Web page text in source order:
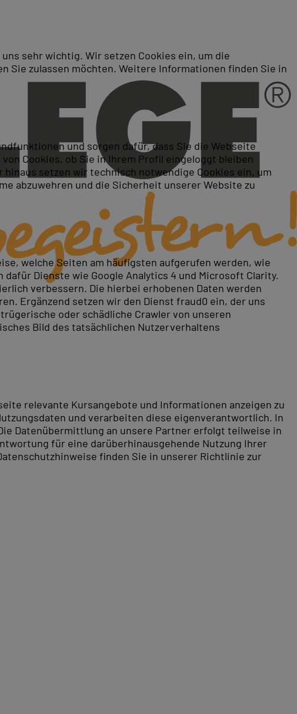
für Entscheider
sehr wichtig. Wir setzen Cookies ein, um die
Sie zulassen möchten. Weitere Informationen finden Sie in
und sorgen dafür, dass Sie die Webseite
Cookies, ob Sie in Ihrem Profil eingeloggt bleiben
setzen wir technisch notwendige Cookies ein, um
abzuwehren und die Sicherheit unserer Website zu
welche Seiten am häufigsten aufgerufen werden, wie
Dienste wie Google Analytics 4 und Microsoft Clarity.
verbessern. Die hierbei erhobenen Daten werden
Ergänzend setzen wir den Dienst fraud0 ein, der uns
oder schädliche Crawler von unseren
Bild des tatsächlichen Nutzerverhaltens
relevante Kursangebote und Informationen anzeigen zu
und verarbeiten diese eigenverantwortlich. In
Datenübermittlung an unsere Partner erfolgt teilweise in
für eine darüberhinausgehende Nutzung Ihrer
finden Sie in unserer Richtlinie zur